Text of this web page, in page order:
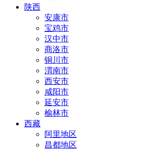
陕西
安康市
宝鸡市
汉中市
商洛市
铜川市
渭南市
西安市
咸阳市
延安市
榆林市
西藏
阿里地区
昌都地区